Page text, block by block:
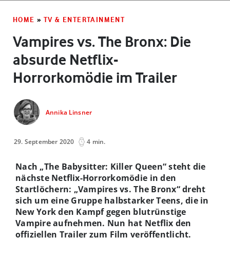
HOME » TV & ENTERTAINMENT
Vampires vs. The Bronx: Die
absurde Netflix-
Horrorkomödie im Trailer
Annika Linsner
29. September 2020 4 min.
Nach „The Babysitter: Killer Queen“ steht die
nächste Netflix-Horrorkomödie in den
Startlöchern: „Vampires vs. The Bronx“ dreht
sich um eine Gruppe halbstarker Teens, die in
New York den Kampf gegen blutrünstige
Vampire aufnehmen. Nun hat Netflix den
offiziellen Trailer zum Film veröffentlicht.